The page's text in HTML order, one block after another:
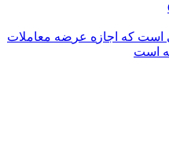
ست که جاز ه عر ضه معاملت
ه ست